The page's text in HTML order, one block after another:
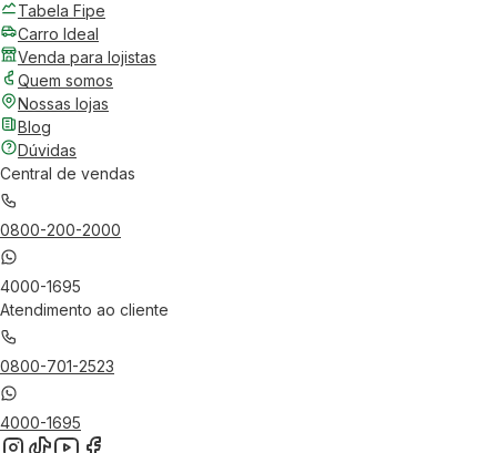
Tabela Fipe
Carro Ideal
Venda para lojistas
Quem somos
Nossas lojas
Blog
Dúvidas
Central de vendas
0800-200-2000
4000-1695
Atendimento ao cliente
0800-701-2523
4000-1695